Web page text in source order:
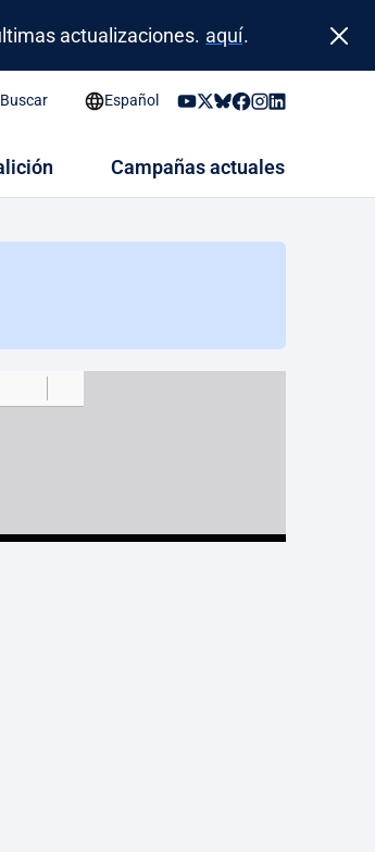
actualizaciones. aquí.
Buscar Español
Campañas actuales